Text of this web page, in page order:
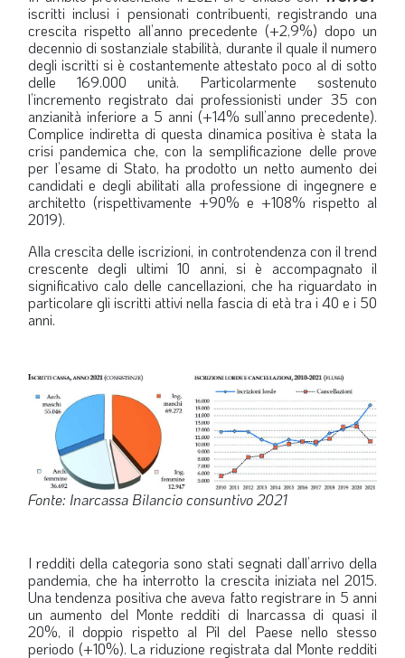
iscritti inclusi i pensionati contribuenti, registrando una
crescita rispetto all’anno precedente (+2,9%) dopo un
decennio di sostanziale stabilità, durante il quale il numero
degli iscritti si è costantemente attestato poco al di sotto
delle 169.000 unità. Particolarmente sostenuto
l’incremento registrato dai professionisti under 35 con
anzianità inferiore a 5 anni (+14% sull’anno precedente).
Complice indiretta di questa dinamica positiva è stata la
crisi pandemica che, con la semplificazione delle prove
per l’esame di Stato, ha prodotto un netto aumento dei
candidati e degli abilitati alla professione di ingegnere e
architetto (rispettivamente +90% e +108% rispetto al
2019).
Alla crescita delle iscrizioni, in controtendenza con il trend
crescente degli ultimi 10 anni, si è accompagnato il
significativo calo delle cancellazioni, che ha riguardato in
particolare gli iscritti attivi nella fascia di età tra i 40 e i 50
anni.
Fonte: Inarcassa Bilancio consuntivo 2021
I redditi della categoria sono stati segnati dall’arrivo della
pandemia, che ha interrotto la crescita iniziata nel 2015.
Una tendenza positiva che aveva fatto registrare in 5 anni
un aumento del Monte redditi di Inarcassa di quasi il
20%, il doppio rispetto al Pil del Paese nello stesso
periodo (+10%). La riduzione registrata dal Monte redditi